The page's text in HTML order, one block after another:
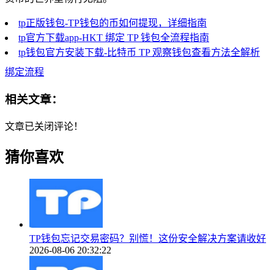
tp正版钱包-TP钱包的币如何提现，详细指南
tp官方下载app-HKT 绑定 TP 钱包全流程指南
tp钱包官方安装下载-比特币 TP 观察钱包查看方法全解析
绑定流程
相关文章：
文章已关闭评论！
猜你喜欢
TP钱包忘记交易密码？别慌！这份安全解决方案请收好
2026-08-06 20:32:22